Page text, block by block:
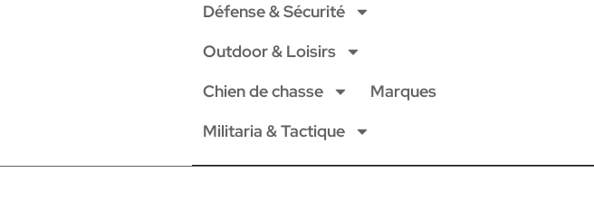
Défense & Sécurité
Outdoor & Loisirs
Chien de chasse
Marques
Militaria & Tactique